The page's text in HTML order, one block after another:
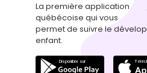
La première application
québécoise qui vous
permet de suivre le
enfant.